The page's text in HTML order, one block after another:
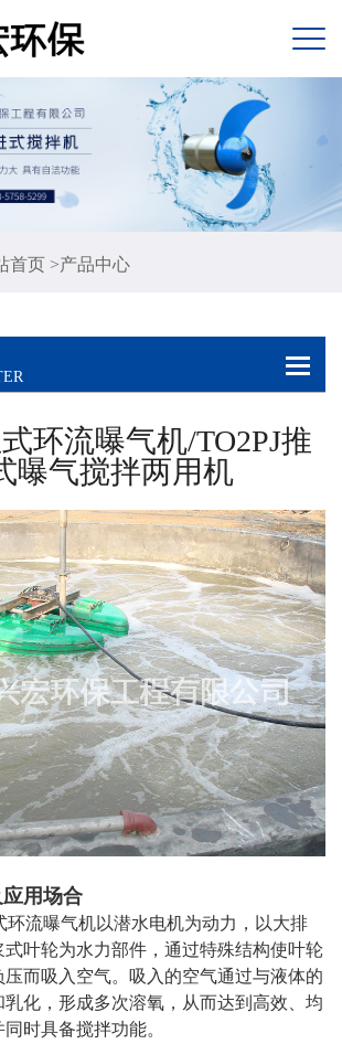
首页 >产品中心
环流曝气机/TO2PJ推
曝气搅拌两用机
用场合
环流曝气机以潜水电机为动力，以大排
叶轮为水力部件，通过特殊结构使叶轮
而吸入空气。吸入的空气通过与液体的
化，形成多次溶氧，从而达到高效、均
时具备搅拌功能。